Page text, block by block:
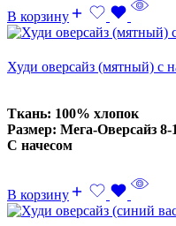
В корзину
Худи оверсайз (мятный) с
Ткань: 100% хлопок
Размер: Мега-Оверсайз 8-
С начесом
В корзину